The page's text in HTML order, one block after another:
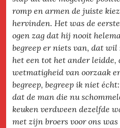
romp en armen de juiste
hervinden. Het was de
ogen zag dat hij nooit
begreep er niets van, dat wil
het een tot het ander leidde,
wetmatigheid van oorzaak
begreep, begreep ik niet
dat de man die nu
keuken verdween dezelfde
met zijn broers voor ons